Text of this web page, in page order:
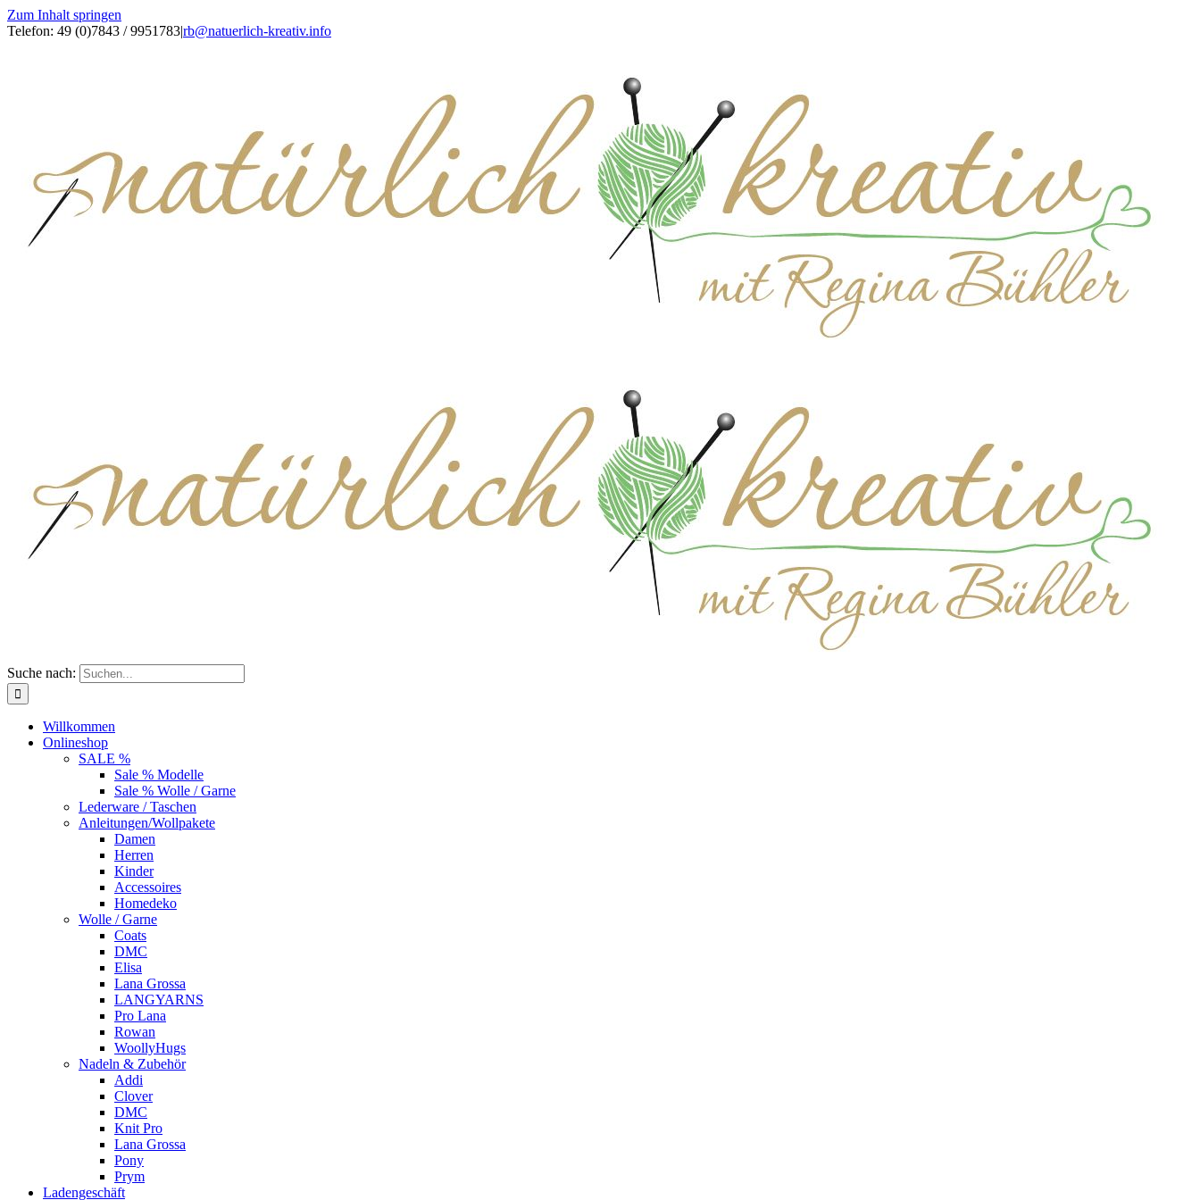
Zum Inhalt springen
Telefon: 49 (0)7843 / 9951783|rb@natuerlich-kreativ.info
Suche nach:
Willkommen
Onlineshop
SALE %
Sale % Modelle
Sale % Wolle / Garne
Lederware / Taschen
Anleitungen/Wollpakete
Damen
Herren
Kinder
Accessoires
Homedeko
Wolle / Garne
Coats
DMC
Elisa
Lana Grossa
LANGYARNS
Pro Lana
Rowan
WoollyHugs
Nadeln & Zubehör
Addi
Clover
DMC
Knit Pro
Lana Grossa
Pony
Prym
Ladengeschäft